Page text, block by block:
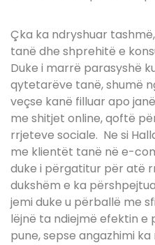
Çka ka ndryshuar
tanë dhe shprehitë e
Duke i marrë parasyshë
qytetarëve tanë, shumë
veçse kanë filluar apo
me shitjet online, qoftë
rrjeteve sociale. Ne si
me klientët tanë në e-
duke i përgatitur për atë
dukshëm e ka
jemi duke u përballë me
lëjnë ta ndiejmë efektin e
pune, sepse angazhimi